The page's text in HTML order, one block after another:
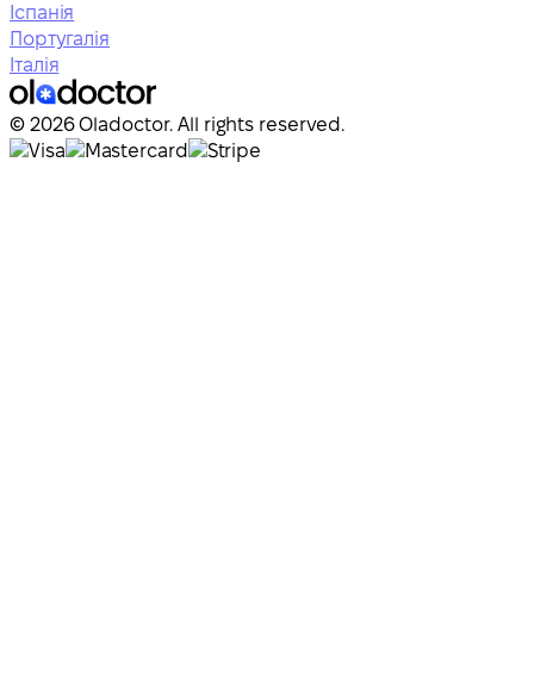
Іспанія
Португалія
Італія
© 2026 Oladoctor. All rights reserved.